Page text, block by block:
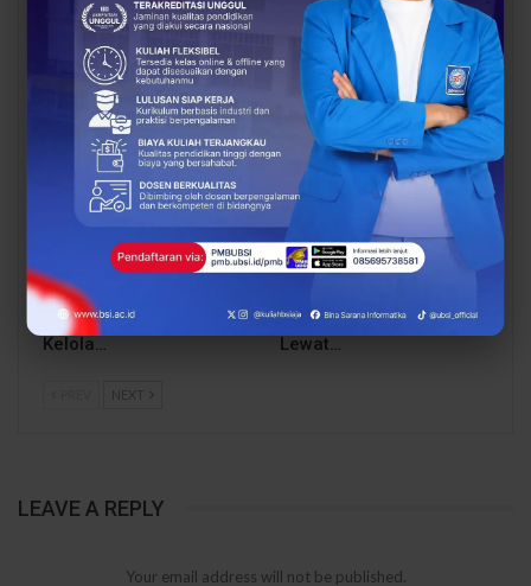
Dorong Riset Teknologi
dan Keamanan Siber…
Open Booth Spesial
dengan Beasiswa…
BERITA
Dari Catatan Manual
Menuju Digital, UBSI
Bantu Bank Sampah
Mawar Burangrang
Kelola…
BERITA
Dari Sampah Jadi
Rupiah, UBSI Bantu
Burangrang Go Digital
Lewat…
NEXT
LEAVE A REPLY
Your email address will not be published.